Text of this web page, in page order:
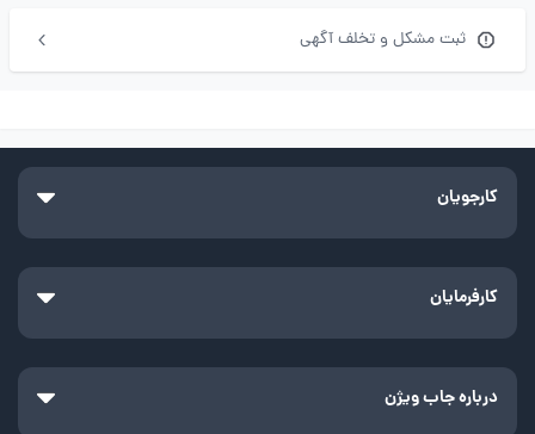
ثبت مشکل و تخلف آگهی
کارجویان
کارفرمایان
درباره جاب ویژن